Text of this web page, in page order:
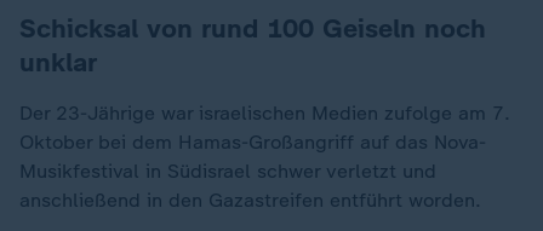
Schicksal von rund 100 Geiseln noch
unklar
Der 23-Jährige war israelischen Medien zufolge am 7.
Oktober bei dem Hamas-Großangriff auf das Nova-
Musikfestival in Südisrael schwer verletzt und
anschließend in den Gazastreifen entführt worden.